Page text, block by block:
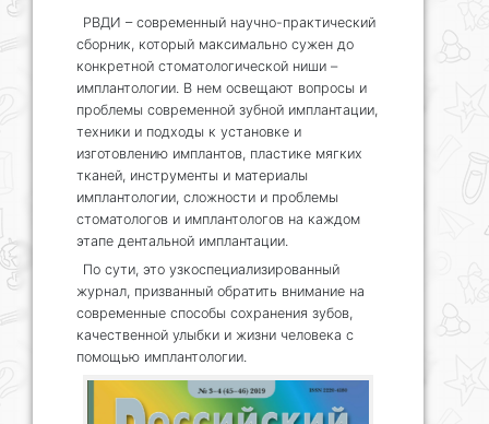
РВДИ – современный научно-практический
сборник, который максимально сужен до
конкретной стоматологической ниши –
имплантологии. В нем освещают вопросы и
проблемы современной зубной имплантации,
техники и подходы к установке и
изготовлению имплантов, пластике мягких
тканей, инструменты и материалы
имплантологии, сложности и проблемы
стоматологов и имплантологов на каждом
этапе дентальной имплантации.
По сути, это узкоспециализированный
журнал, призванный обратить внимание на
современные способы сохранения зубов,
качественной улыбки и жизни человека с
помощью имплантологии.